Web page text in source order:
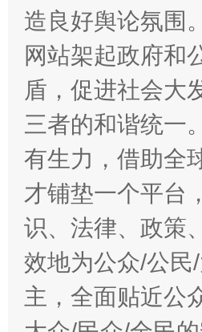
造良好舆论氛围
网站架起政府和
盾，促进社会大
三者的和谐统一
有生力，借助全
才铺垫一个平台
识、法律、政策
效地为公众/公民
主，全面贴近公